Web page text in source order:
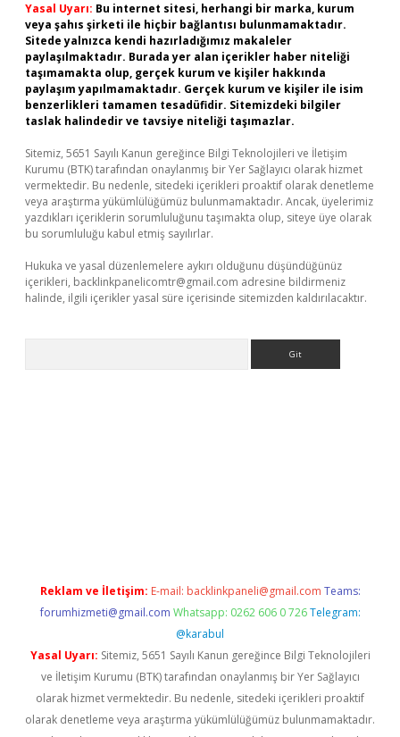
Yasal Uyarı: Bu internet sitesi, herhangi bir marka, kurum
veya şahıs şirketi ile hiçbir bağlantısı bulunmamaktadır.
Sitede yalnızca kendi hazırladığımız makaleler
paylaşılmaktadır. Burada yer alan içerikler haber niteliği
taşımamakta olup, gerçek kurum ve kişiler hakkında
paylaşım yapılmamaktadır. Gerçek kurum ve kişiler ile isim
benzerlikleri tamamen tesadüfidir. Sitemizdeki bilgiler
taslak halindedir ve tavsiye niteliği taşımazlar.
Sitemiz, 5651 Sayılı Kanun gereğince Bilgi Teknolojileri ve İletişim
Kurumu (BTK) tarafından onaylanmış bir Yer Sağlayıcı olarak hizmet
vermektedir. Bu nedenle, sitedeki içerikleri proaktif olarak denetleme
veya araştırma yükümlülüğümüz bulunmamaktadır. Ancak, üyelerimiz
yazdıkları içeriklerin sorumluluğunu taşımakta olup, siteye üye olarak
bu sorumluluğu kabul etmiş sayılırlar.
Hukuka ve yasal düzenlemelere aykırı olduğunu düşündüğünüz
içerikleri, backlinkpanelicomtr@gmail.com adresine bildirmeniz
halinde, ilgili içerikler yasal süre içerisinde sitemizden kaldırılacaktır.
Reklam ve İletişim: E-mail: backlinkpaneli@gmail.com Teams:
forumhizmeti@gmail.com Whatsapp: 0262 606 0 726 Telegram:
@karabul
Yasal Uyarı: Sitemiz, 5651 Sayılı Kanun gereğince Bilgi Teknolojileri
ve İletişim Kurumu (BTK) tarafından onaylanmış bir Yer Sağlayıcı
olarak hizmet vermektedir. Bu nedenle, sitedeki içerikleri proaktif
olarak denetleme veya araştırma yükümlülüğümüz bulunmamaktadır.